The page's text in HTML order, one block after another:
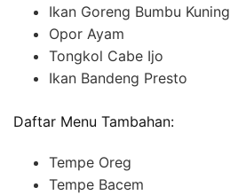
Ikan Goreng Bumbu Kuning
Opor Ayam
Tongkol Cabe Ijo
Ikan Bandeng Presto
Daftar Menu Tambahan:
Tempe Oreg
Tempe Bacem